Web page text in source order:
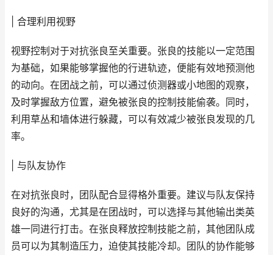
| 合理利用视野
视野控制对于对抗张良至关重要。张良的技能以一定范围
为基础，如果能够掌握他的行进轨迹，便能有效地预测他
的动向。在团战之前，可以通过侦测器或小地图的观察，
及时掌握敌方位置，避免被张良的控制技能偷袭。同时，
利用草丛和墙体进行躲藏，可以有效减少被张良发现的几
率。
| 与队友协作
在对抗张良时，团队配合显得格外重要。建议与队友保持
良好的沟通，尤其是在团战时，可以选择与其他输出类英
雄一同进行打击。在张良释放控制技能之前，其他团队成
员可以为其制造压力，迫使其技能冷却。团队的协作能够